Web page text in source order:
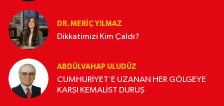
DR. MERIÇ YILMAZ
Dikkatimizi Kim Çaldı?
ABDÜLVAHAP ULUDÜZ
CUMHURİYET’E UZANAN HER GÖLGEYE
KARŞI KEMALİST DURUŞ